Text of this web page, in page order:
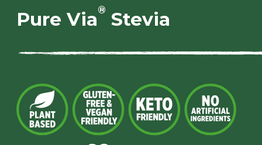
Pure Via® Stevia